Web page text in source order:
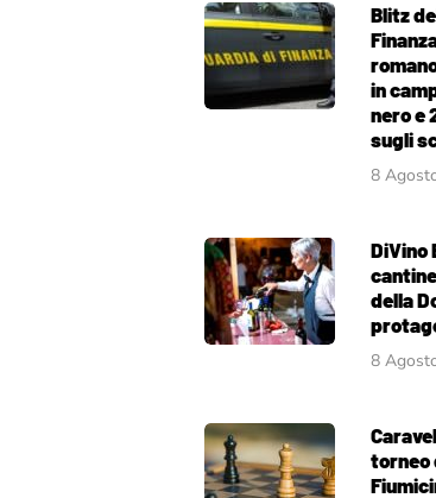
Blitz
in
nero e
sugli
8
DiVino
della
8
torneo